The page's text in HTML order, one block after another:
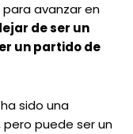
para avanzar en
de ser un
un partido de
sido una
puede ser un